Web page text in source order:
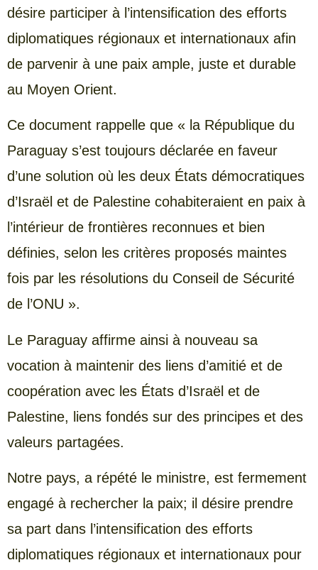
désire participer à l’intensification des efforts
diplomatiques régionaux et internationaux afin
de parvenir à une paix ample, juste et durable
au Moyen Orient.
Ce document rappelle que « la République du
Paraguay s’est toujours déclarée en faveur
d’une solution où les deux États démocratiques
d’Israël et de Palestine cohabiteraient en paix à
l’intérieur de frontières reconnues et bien
définies, selon les critères proposés maintes
fois par les résolutions du Conseil de Sécurité
de l’ONU ».
Le Paraguay affirme ainsi à nouveau sa
vocation à maintenir des liens d’amitié et de
coopération avec les États d’Israël et de
Palestine, liens fondés sur des principes et des
valeurs partagées.
Notre pays, a répété le ministre, est fermement
engagé à rechercher la paix; il désire prendre
sa part dans l’intensification des efforts
diplomatiques régionaux et internationaux pour